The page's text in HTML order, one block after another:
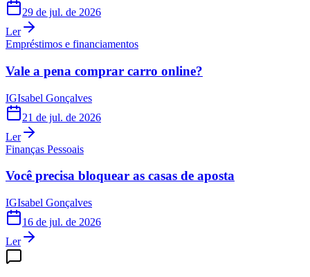
29 de jul. de 2026
Ler
Empréstimos e financiamentos
Vale a pena comprar carro online?
IGIsabel Gonçalves
21 de jul. de 2026
Ler
Finanças Pessoais
Você precisa bloquear as casas de aposta
IGIsabel Gonçalves
16 de jul. de 2026
Ler